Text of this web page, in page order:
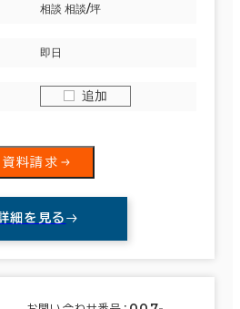
相談 相談/坪
即日
追加
資料請求
細を見る
り
該当数
室(50